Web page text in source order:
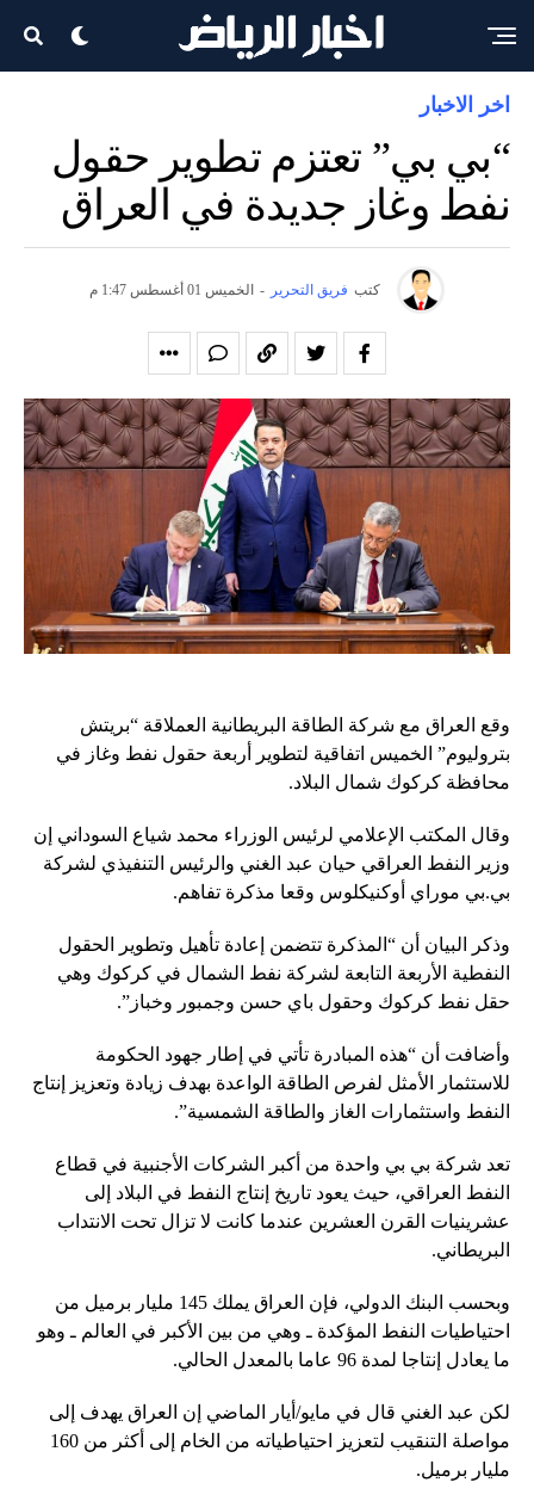
اخر الاخبار
“بي بي” تعتزم تطوير حقول
نفط وغاز جديدة في العراق
كتب فريق التحرير - الخميس 01 أغسطس 1:47 م
وقع العراق مع شركة الطاقة البريطانية العملاقة “بريتش
بتروليوم” الخميس اتفاقية لتطوير أربعة حقول نفط وغاز في
محافظة كركوك شمال البلاد.
وقال المكتب الإعلامي لرئيس الوزراء محمد شياع السوداني إن
وزير النفط العراقي حيان عبد الغني والرئيس التنفيذي لشركة
بي.بي موراي أوكنيكلوس وقعا مذكرة تفاهم.
وذكر البيان أن “المذكرة تتضمن إعادة تأهيل وتطوير الحقول
النفطية الأربعة التابعة لشركة نفط الشمال في كركوك وهي
حقل نفط كركوك وحقول باي حسن وجمبور وخباز”.
وأضافت أن “هذه المبادرة تأتي في إطار جهود الحكومة
للاستثمار الأمثل لفرص الطاقة الواعدة بهدف زيادة وتعزيز إنتاج
النفط واستثمارات الغاز والطاقة الشمسية”.
تعد شركة بي بي واحدة من أكبر الشركات الأجنبية في قطاع
النفط العراقي، حيث يعود تاريخ إنتاج النفط في البلاد إلى
عشرينيات القرن العشرين عندما كانت لا تزال تحت الانتداب
البريطاني.
وبحسب البنك الدولي، فإن العراق يملك 145 مليار برميل من
احتياطيات النفط المؤكدة ـ وهي من بين الأكبر في العالم ـ وهو
ما يعادل إنتاجا لمدة 96 عاما بالمعدل الحالي.
لكن عبد الغني قال في مايو/أيار الماضي إن العراق يهدف إلى
مواصلة التنقيب لتعزيز احتياطياته من الخام إلى أكثر من 160
مليار برميل.